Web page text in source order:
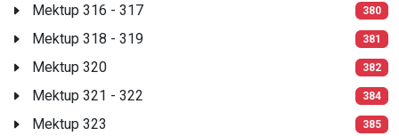
Mektup 316 - 317 380
Mektup 318 - 319 381
Mektup 320 382
Mektup 321 - 322 384
Mektup 323 385